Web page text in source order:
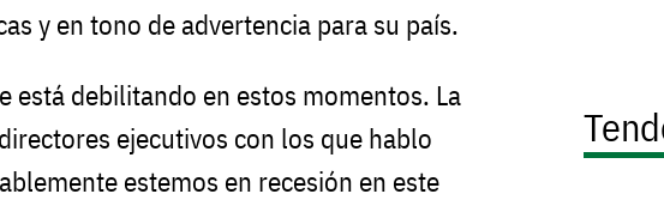
y en tono de advertencia para su país.
está debilitando en estos momentos. La
ejecutivos con los que hablo
estemos en recesión en este